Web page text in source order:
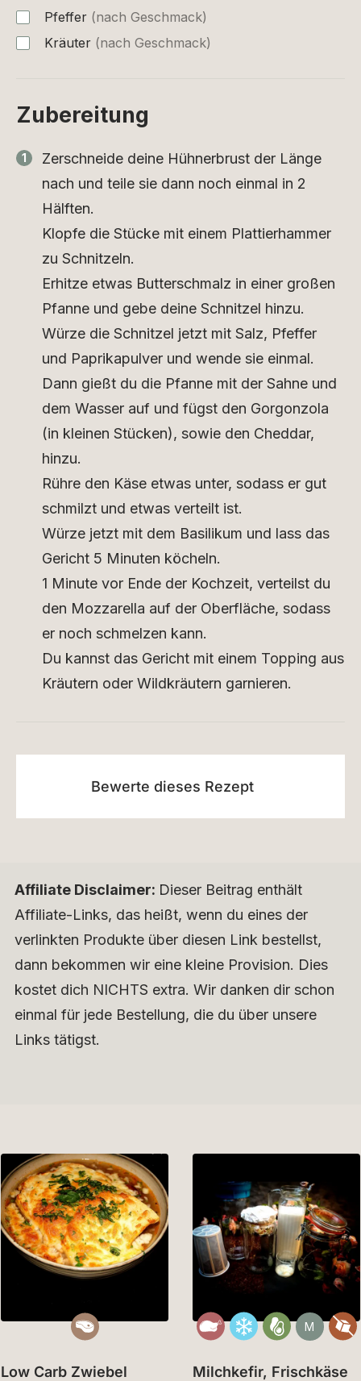
Pfeffer (nach Geschmack)
Kräuter (nach Geschmack)
Zubereitung
Zerschneide deine Hühnerbrust der Länge
nach und teile sie dann noch einmal in 2
Hälften.
Klopfe die Stücke mit einem Plattierhammer
zu Schnitzeln.
Erhitze etwas Butterschmalz in einer großen
Pfanne und gebe deine Schnitzel hinzu.
Würze die Schnitzel jetzt mit Salz, Pfeffer
und Paprikapulver und wende sie einmal.
Dann gießt du die Pfanne mit der Sahne und
dem Wasser auf und fügst den Gorgonzola
(in kleinen Stücken), sowie den Cheddar,
hinzu.
Rühre den Käse etwas unter, sodass er gut
schmilzt und etwas verteilt ist.
Würze jetzt mit dem Basilikum und lass das
Gericht 5 Minuten köcheln.
1 Minute vor Ende der Kochzeit, verteilst du
den Mozzarella auf der Oberfläche, sodass
er noch schmelzen kann.
Du kannst das Gericht mit einem Topping aus
Kräutern oder Wildkräutern garnieren.
Bewerte dieses Rezept
Affiliate Disclaimer: Dieser Beitrag enthält
Affiliate-Links, das heißt, wenn du eines der
verlinkten Produkte über diesen Link bestellst,
dann bekommen wir eine kleine Provision. Dies
kostet dich NICHTS extra. Wir danken dir schon
einmal für jede Bestellung, die du über unsere
Links tätigst.
Low Carb Zwiebel
M
Milchkefir, Frischkäse